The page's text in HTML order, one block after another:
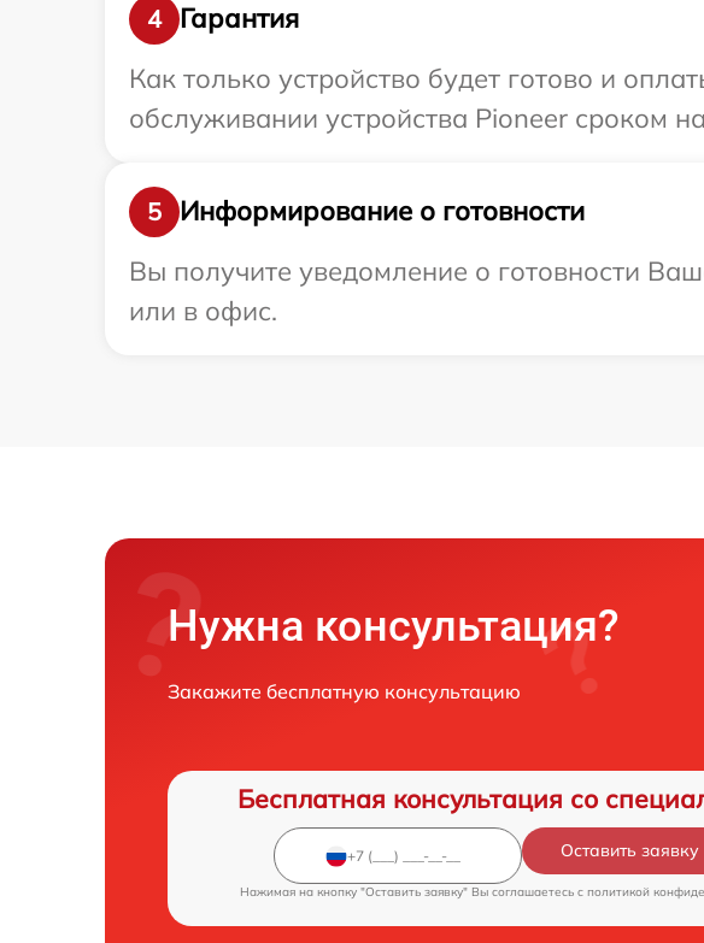
4
Гарантия
Как только устройство будет готово и
обслуживании устройства Pioneer сроком
5
Информирование о готовности
Вы получите уведомление о готовности
или в офис.
Нужна консультация?
Закажите бесплатную консультацию
Бесплатная консультация со
Оставить заявку
Нажимая на кнопку "Оставить заявку" Вы соглашаетесь c политикой